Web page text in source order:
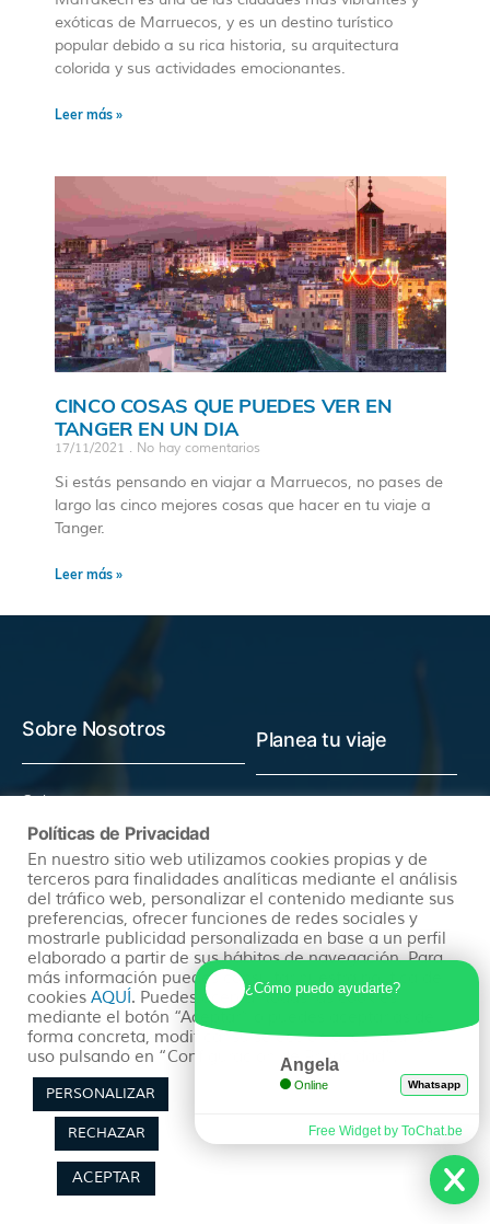
exóticas de Marruecos, y es un destino turístico
popular debido a su rica historia, su arquitectura
colorida y sus actividades emocionantes.
Leer más »
CINCO COSAS QUE PUEDES VER EN
TANGER EN UN DIA
17/11/2021 No hay comentarios
Si estás pensando en viajar a Marruecos, no pases de
largo las cinco mejores cosas que hacer en tu viaje a
Tanger.
Leer más »
Sobre Nosotros
Quienes somos
(+34) 602 259 028
info@hayatravel.com
Mapa Web
Planea tu viaje
Nuestro Blog
Productos
Ofertas
Viajes Organizados
Lunas de Miel
Circuitos en Autocar
Políticas
Condiciones Generales
Aviso Legal
Política de Privacidad
Política de Cookies
Políticas de Privacidad
En nuestro sitio web utilizamos cookies propias y de
terceros para finalidades analíticas mediante el análisis
del tráfico web, personalizar el contenido mediante sus
preferencias, ofrecer funciones de redes sociales y
mostrarle publicidad personalizada en base a un perfil
elaborado a partir de sus hábitos de navegación. Para
más información puedes consultar nuestra política de
cookies AQUÍ. Puedes aceptar todas las cookies
mediante el botón “Aceptar” o puedes aceptarlas de
forma concreta, modificar su selección o rechazar su
uso pulsando en “Configuración de Privacidad”.
PERSONALIZAR
RECHAZAR
ACEPTAR
¿Cómo puedo ayudarte?
Angela
Online Whatsapp
Free Widget by ToChat.be